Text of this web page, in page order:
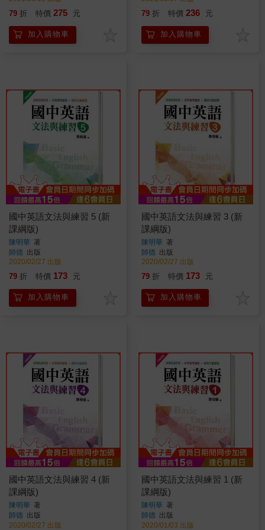
79 折 特價 275 元
加入購物車
79 折 特價 236 元
加入購物車
國中英語文法與練習 5 (新
課綱版)
陳明華 著
師德 出版
2020/02/27 出版
79 折 特價 173 元
加入購物車
國中英語文法與練習 3 (新
課綱版)
陳明華 著
師德 出版
2020/02/27 出版
79 折 特價 173 元
加入購物車
國中英語文法與練習 4 (新
課綱版)
陳明華 著
師德 出版
2020/02/27 出版
國中英語文法與練習 1 (新
課綱版)
陳明華 著
師德 出版
2020/01/03 出版